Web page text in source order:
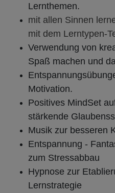
Lernthemen.
mit allen Sinnen
mit dem Lerntypen-
Verwendung von
Spaß machen und
Motivation.
Positives MindSet
stärkende
Musik zur besseren
Entspannung -
zum Stressabbau
Hypnose zur
Lernstrategie